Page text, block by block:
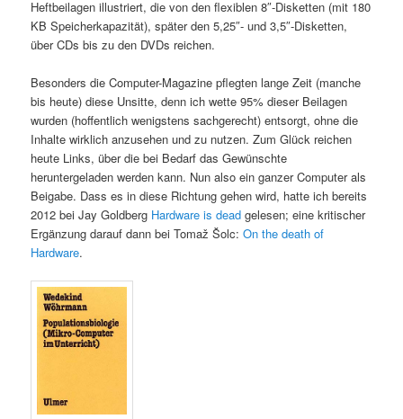
Heftbeilagen illustriert, die von den flexiblen 8″-Disketten (mit 180
KB Speicherkapazität), später den 5,25″- und 3,5″-Disketten,
über CDs bis zu den DVDs reichen.
Besonders die Computer-Magazine pflegten lange Zeit (manche
bis heute) diese Unsitte, denn ich wette 95% dieser Beilagen
wurden (hoffentlich wenigstens sachgerecht) entsorgt, ohne die
Inhalte wirklich anzusehen und zu nutzen. Zum Glück reichen
heute Links, über die bei Bedarf das Gewünschte
heruntergeladen werden kann. Nun also ein ganzer Computer als
Beigabe. Dass es in diese Richtung gehen wird, hatte ich bereits
2012 bei Jay Goldberg Hardware is dead gelesen; eine kritischer
Ergänzung darauf dann bei Tomaž Šolc:On the death of
Hardware.